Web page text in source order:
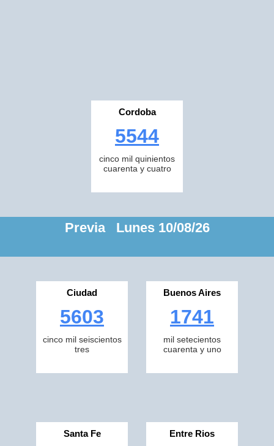
Cordoba
5544
cinco mil quinientos
cuarenta y cuatro
Previa Lunes 10/08/26
Ciudad
5603
cinco mil seiscientos
tres
Buenos Aires
1741
mil setecientos
cuarenta y uno
Santa Fe Entre Rios